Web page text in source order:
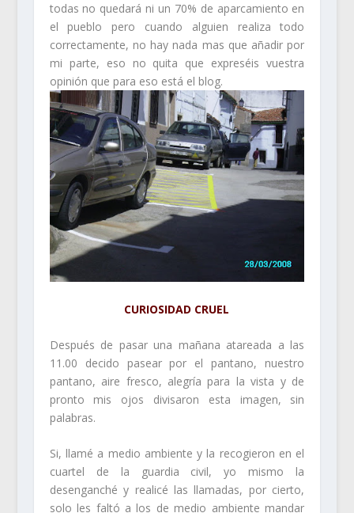
todas no quedará ni un 70% de aparcamiento en
el pueblo pero cuando alguien realiza todo
correctamente, no hay nada mas que añadir por
mi parte, eso no quita que expreséis vuestra
opinión que para eso está el blog.
CURIOSIDAD CRUEL
Después de pasar una mañana atareada a las
11.00 decido pasear por el pantano, nuestro
pantano, aire fresco, alegría para la vista y de
pronto mis ojos divisaron esta imagen, sin
palabras.
Si, llamé a medio ambiente y la recogieron en el
cuartel de la guardia civil, yo mismo la
desenganché y realicé las llamadas, por cierto,
solo les faltó a los de medio ambiente mandar